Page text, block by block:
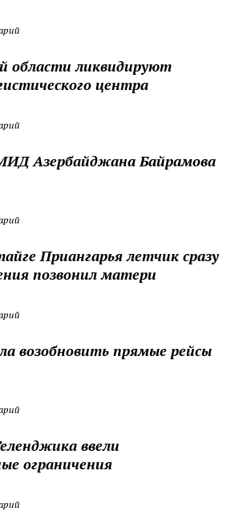
области ликвидируют
центра
Азербайджана Байрамова
Приангарья летчик сразу
позвонил матери
возобновить прямые рейсы
ввели
ограничения